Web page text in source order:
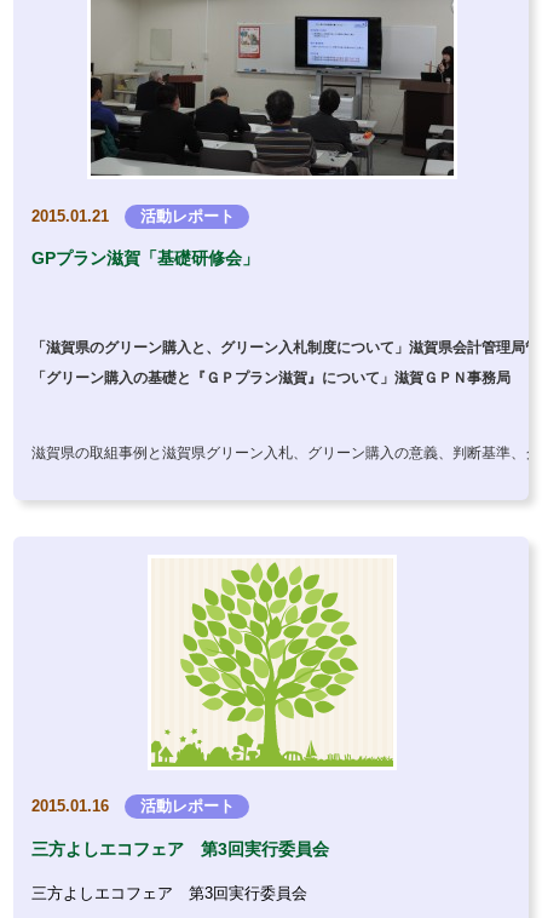
2015.01.21 活動レポート
GPプラン滋賀「基礎研修会」
「滋賀県のグリーン購入と、グリーン入札制度について」滋賀県会計管理局
「グリーン購入の基礎と『ＧＰプラン滋賀』について」滋賀ＧＰＮ事務局
滋賀県の取組事例と滋賀県グリーン入札、グリーン購入の意義、判断基準、
2015.01.16 活動レポート
三方よしエコフェア 第3回実行委員会
三方よしエコフェア 第3回実行委員会